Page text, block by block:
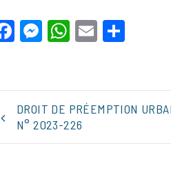
Facebook
Messenger
WhatsApp
Email
NAVIGATION
DE
L’ARTICLE
DROIT DE PRÉEMPTION
N° 2023-226